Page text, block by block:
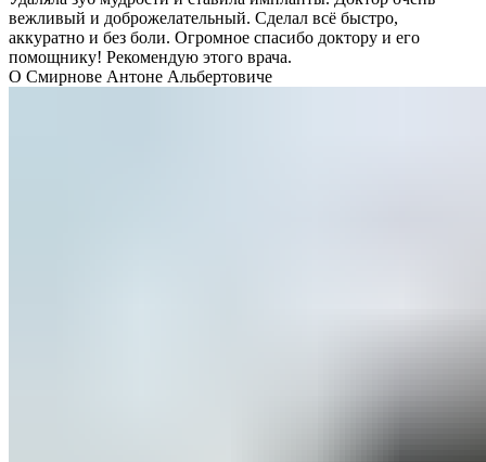
вежливый и доброжелательный. Сделал всё быстро,
аккуратно и без боли. Огромное спасибо доктору и его
помощнику! Рекомендую этого врача.
О Смирнове Антоне Альбертовиче